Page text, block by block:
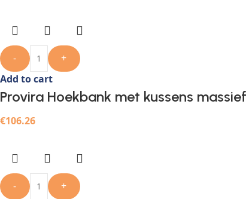
-
+
Add to cart
Provira Hoekbank met kussens
€106.26
-
+